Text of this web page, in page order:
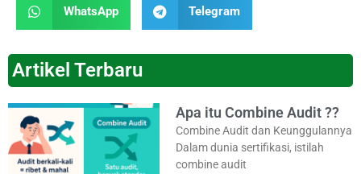
WhatsApp Telegram
Artikel Terbaru
Apa itu Combine Audit ??
Combine Audit dan Keunggulannya
Dalam dunia sertifikasi, istilah
combine audit